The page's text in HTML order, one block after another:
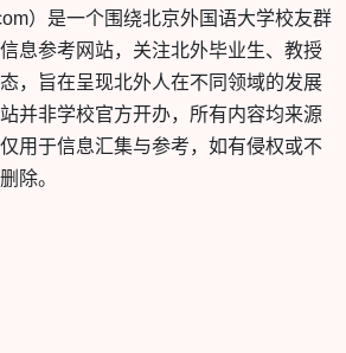
）是一个围绕北京外国语大学校友群
息参考网站，关注北外毕业生、教授
，旨在呈现北外人在不同领域的发展
并非学校官方开办，所有内容均来源
用于信息汇集与参考，如有侵权或不
除。